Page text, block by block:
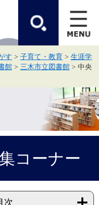
す > 子育て・教育 > 生涯学
館 > 三木市立図書館 > 中央
コーナー
次